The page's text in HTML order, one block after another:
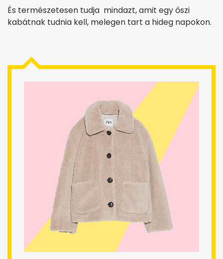
És természetesen tudja mindazt, amit egy őszi
kabátnak tudnia kell, melegen tart a hideg napokon.